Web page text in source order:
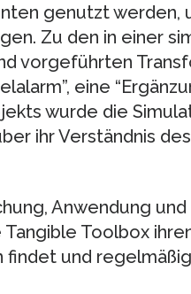
genutzt werden,
Zu den in einer
vorgeführten
eine
wurde die
ihr Verständnis
Anwendung
Toolbox
findet und